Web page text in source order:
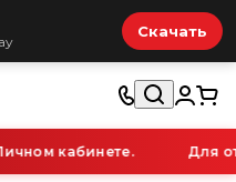
Скачать
кабинете. Для